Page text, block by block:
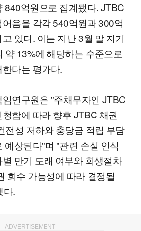
840억원으로 집계됐다. JTBC
음을 각각 540억원과 300억
있다. 이는 지난 3월 말 자기
약 13%에 해당하는 수준으로
다는 평가다.
연구원은 "주채무자인 JTBC
함에 따라 향후 JTBC 채권
전성 저하와 충당금 적립 부담
예상된다"며 "관련 손실 인식
만기 도래 여부와 회생절차
회수 가능성에 따라 결정될
다.
ADVERTISEMENT